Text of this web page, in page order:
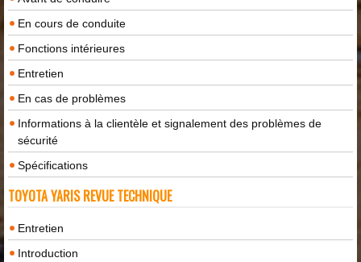
En cours de conduite
Fonctions intérieures
Entretien
En cas de problèmes
Informations à la clientèle et signalement des problèmes de
sécurité
Spécifications
TOYOTA YARIS REVUE TECHNIQUE
Entretien
Introduction